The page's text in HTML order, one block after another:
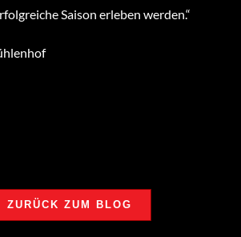
Saison erleben werden.“
ZURÜCK ZUM BLOG